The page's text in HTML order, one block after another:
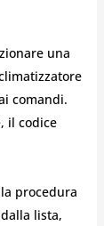
una
comandi.
il codice
procedura
lista,